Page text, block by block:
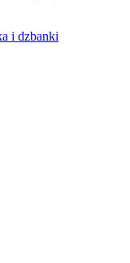
i dzbanki